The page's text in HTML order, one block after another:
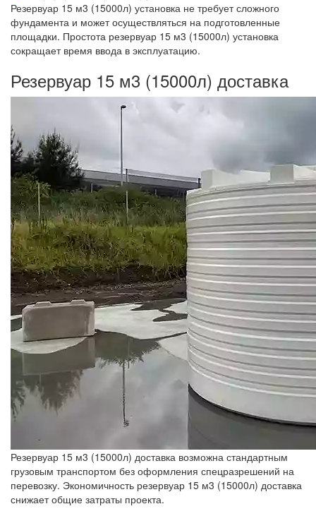
Резервуар 15 м3 (15000л) установка не требует сложного
фундамента и может осуществляться на подготовленные
площадки. Простота резервуар 15 м3 (15000л) установка
сокращает время ввода в эксплуатацию.
Резервуар 15 м3 (15000л) доставка
Резервуар 15 м3 (15000л) доставка возможна стандартным
грузовым транспортом без оформления спецразрешений на
перевозку. Экономичность резервуар 15 м3 (15000л) доставка
снижает общие затраты проекта.